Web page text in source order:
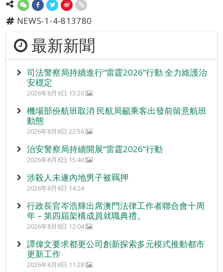
NEWS-1-4-813780
最新新聞
司法警察局持續進行“雷霆2026”行動 全力維護治
安穩定
2026年8月9日 13:20
機場部份航班取消 民航局籲乘客出發前留意航班
動態
2026年8月8日 22:56
治安警察局持續開展“雷霆2026”行動
2026年8月8日 15:40
涉殺人未遂內地男子被羈押
2026年8月8日 14:24
行政長官岑浩輝出席澳門法律工作者聯合會十周
年 – 第四屆架構成員就職典禮。
2026年8月8日 12:04
譚偉文要求都更公司創新探索多元模式推動都市
更新工作
2026年8月8日 11:28